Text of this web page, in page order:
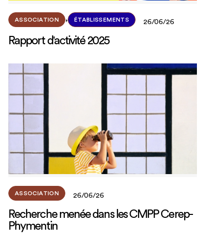
ASSOCIATION , ÉTABLISSEMENTS 26/06/26
Rapport d'activité 2025
ASSOCIATION 26/06/26
Recherche menée dans les CMPP Cerep-
Phymentin